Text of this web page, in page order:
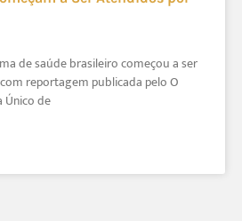
de saúde brasileiro começou a ser
reportagem publicada pelo O
Único de